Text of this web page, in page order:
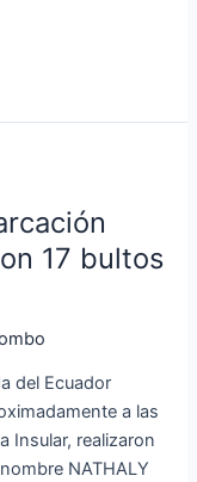
17 bultos
del Ecuador
a las
Insular, realizaron
NATHALY